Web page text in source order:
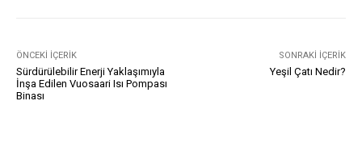
ÖNCEKI İÇERIK
Sürdürülebilir Enerji Yaklaşımıyla
İnşa Edilen Vuosaari Isı Pompası
Binası
SONRAKI İÇERIK
Yeşil Çatı Nedir?